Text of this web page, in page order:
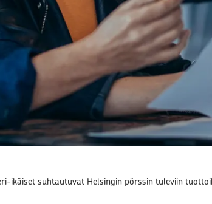
ikäiset suhtautuvat Helsingin pörssin tuleviin